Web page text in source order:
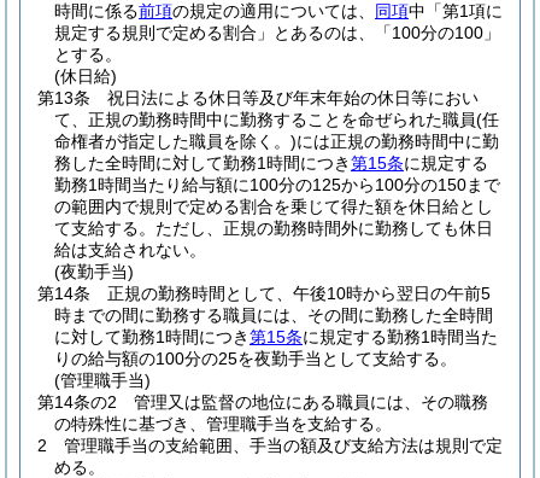
時間に係る前項の規定の適用については、 同項中「第1項に
規定する規則で定める割合」とあるのは、「100分の100」
とする。
(休日給)
第13条
祝日法による休日等及び年末年始の休日等におい
て、正規の勤務時間中に勤務することを命ぜられた職員(任
命権者が指定した職員を除く。)には正規の勤務時間中に勤
務した全時間に対して勤務1時間につき第15条に規定する
勤務1時間当たり給与額に100分の125から100分の150まで
の範囲内で規則で定める割合を乗じて得た額を休日給とし
て支給する。 ただし、正規の勤務時間外に勤務しても休日
給は支給されない。
(夜勤手当)
第14条
正規の勤務時間として、午後10時から翌日の午前5
時までの間に勤務する職員には、その間に勤務した全時間
に対して勤務1時間につき第15条に規定する勤務1時間当た
りの給与額の100分の25を夜勤手当として支給する。
(管理職手当)
第14条の2
管理又は監督の地位にある職員には、その職務
の特殊性に基づき、管理職手当を支給する。
2
管理職手当の支給範囲、手当の額及び支給方法は規則で定
める。